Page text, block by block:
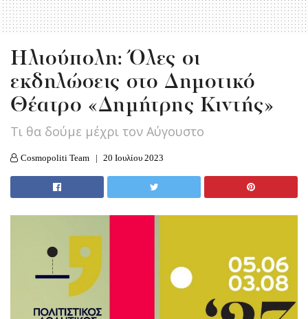
Hλιούπολη: Όλες οι
εκδηλώσεις στο Δημοτικό
Θέατρο «Δημήτρης Κιντής»
Τι θα δούμε μέχρι τον Αύγουστο
Cosmopoliti Team 20 Ιουλίου 2023